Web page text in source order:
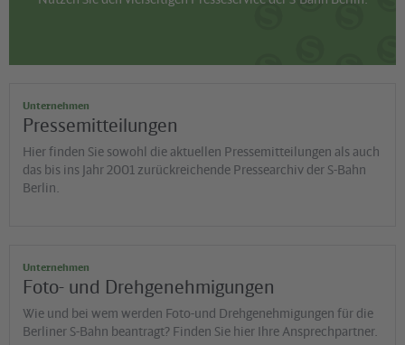
Unternehmen
Pressemitteilungen
Hier finden Sie sowohl die aktuellen Pressemitteilungen als auch
das bis ins Jahr 2001 zurückreichende Pressearchiv der S-Bahn
Berlin.
Unternehmen
Foto- und Drehgenehmigungen
Wie und bei wem werden Foto-und Drehgenehmigungen für die
Berliner S-Bahn beantragt? Finden Sie hier Ihre Ansprechpartner.